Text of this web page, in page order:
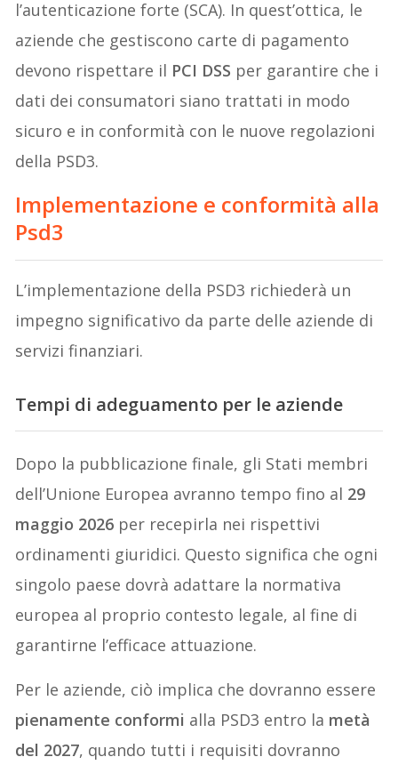
l’autenticazione forte (SCA). In quest’ottica, le
aziende che gestiscono carte di pagamento
devono rispettare il PCI DSS per garantire che i
dati dei consumatori siano trattati in modo
sicuro e in conformità con le nuove regolazioni
della PSD3.
Implementazione e conformità alla
Psd3
L’implementazione della PSD3 richiederà un
impegno significativo da parte delle aziende di
servizi finanziari.
Tempi di adeguamento per le aziende
Dopo la pubblicazione finale, gli Stati membri
dell’Unione Europea avranno tempo fino al 29
maggio 2026 per recepirla nei rispettivi
ordinamenti giuridici. Questo significa che ogni
singolo paese dovrà adattare la normativa
europea al proprio contesto legale, al fine di
garantirne l’efficace attuazione.
Per le aziende, ciò implica che dovranno essere
pienamente conformi alla PSD3 entro la metà
del 2027, quando tutti i requisiti dovranno